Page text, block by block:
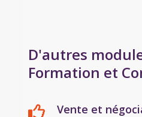
D'autres
Formation et
Vente et